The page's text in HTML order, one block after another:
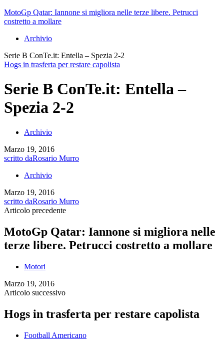
MotoGp Qatar: Iannone si migliora nelle terze libere. Petrucci
costretto a mollare
Archivio
Serie B ConTe.it: Entella – Spezia 2-2
Hogs in trasferta per restare capolista
Serie B ConTe.it: Entella –
Spezia 2-2
Archivio
Marzo 19, 2016
scritto daRosario Murro
Archivio
Marzo 19, 2016
scritto daRosario Murro
Articolo precedente
MotoGp Qatar: Iannone si migliora nelle
terze libere. Petrucci costretto a mollare
Motori
Marzo 19, 2016
Articolo successivo
Hogs in trasferta per restare capolista
Football Americano